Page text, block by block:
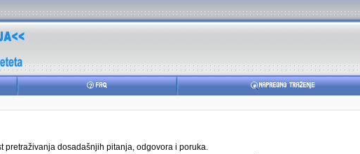
pretraživanja dosadašnjih pitanja, odgovora i poruka.